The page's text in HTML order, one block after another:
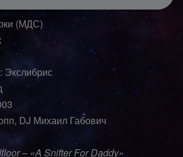
(МДС)
Экслибрис
DJ Михаил Габович
– «A Snifter For Daddy»